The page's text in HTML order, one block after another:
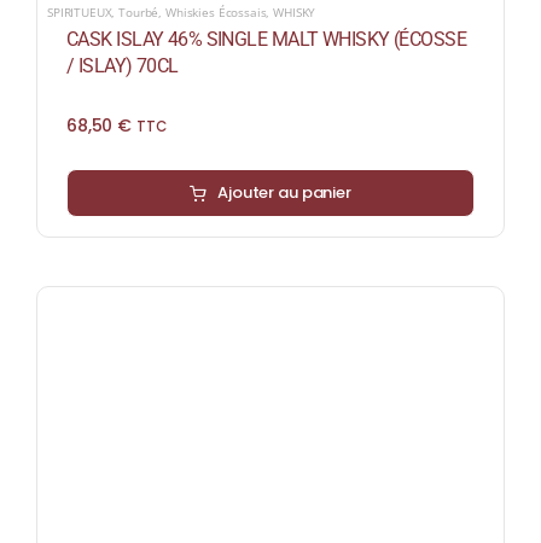
SPIRITUEUX,Tourbé, Whiskies Écossais,WHISKY
CASK ISLAY 46% SINGLE MALT WHISKY (ÉCOSSE
/ ISLAY) 70CL
68,50 € TTC
Ajouter au panier